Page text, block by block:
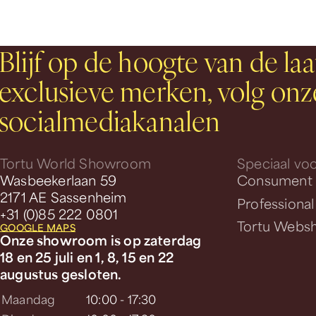
op de hoogte van de
merken, volg
Tortu World Showroom
Wasbeekerlaan 59
2171 AE Sassenheim
+31 (0)85 222 0801
GOOGLE MAPS
Onze showroom is op zaterdag
18 en 25 juli en 1, 8, 15 en 22
augustus gesloten.
Maandag
10:00 - 17:30
Speciaal
Consument
Professional
Tortu